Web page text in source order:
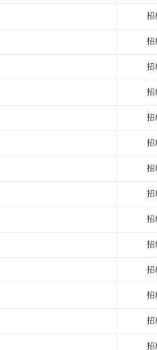
招
招
招
招
招
招
招
招
招
招
招
招
招
招